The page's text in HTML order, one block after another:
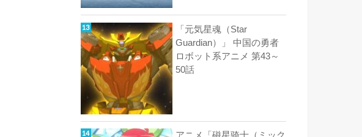
「元気星魂（Star
Guardian）」 中国の勇者
ロボット系アニメ 第43～
50話
アニメ「磁星骑士（ミック